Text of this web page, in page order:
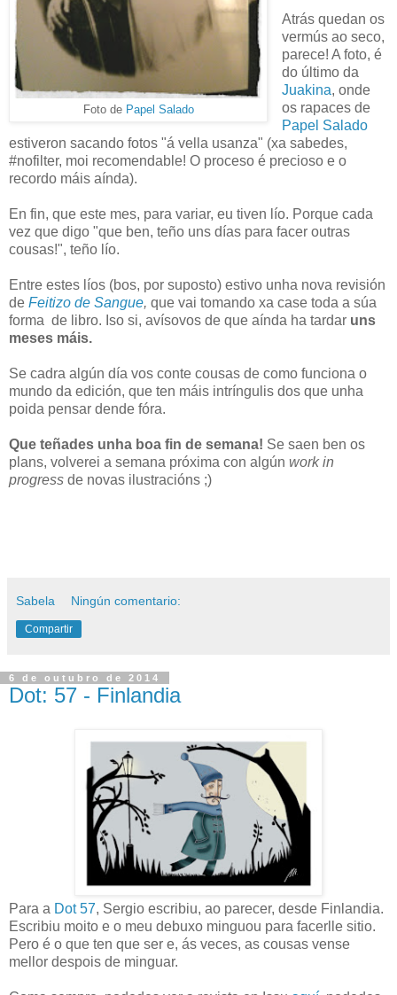
Foto de Papel Salado
Atrás quedan os
vermús ao seco,
parece! A foto, é
do último da
Juakina, onde
os rapaces de
Papel Salado
estiveron sacando fotos "á vella usanza" (xa sabedes,
#nofilter, moi recomendable! O proceso é precioso e o
recordo máis aínda).
En fin, que este mes, para variar, eu tiven lío. Porque cada
vez que digo "que ben, teño uns días para facer outras
cousas!", teño lío.
Entre estes líos (bos, por suposto) estivo unha nova revisión
de Feitizo de Sangue, que vai tomando xa case toda a súa
forma de libro. Iso si, avísovos de que aínda ha tardar uns
meses máis.
Se cadra algún día vos conte cousas de como funciona o
mundo da edición, que ten máis intríngulis dos que unha
poida pensar dende fóra.
Que teñades unha boa fin de semana! Se saen ben os
plans, volverei a semana próxima con algún work in
progress de novas ilustracións ;)
Sabela Ningún comentario:
Compartir
6 de outubro de 2014
Dot: 57 - Finlandia
Para a Dot 57, Sergio escribiu, ao parecer, desde Finlandia.
Escribiu moito e o meu debuxo minguou para facerlle sitio.
Pero é o que ten que ser e, ás veces, as cousas vense
mellor despois de minguar.